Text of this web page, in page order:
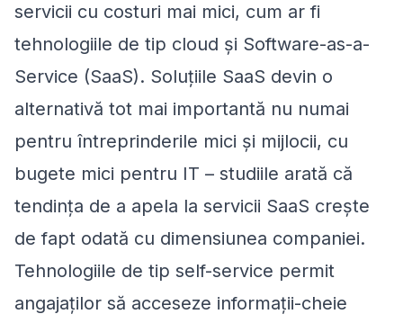
servicii cu costuri mai mici, cum ar fi
tehnologiile de tip cloud și Software-as-a-
Service (SaaS). Soluțiile SaaS devin o
alternativă tot mai importantă nu numai
pentru întreprinderile mici și mijlocii, cu
bugete mici pentru IT – studiile arată că
tendința de a apela la servicii SaaS crește
de fapt odată cu dimensiunea companiei.
Tehnologiile de tip self-service permit
angajaților să acceseze informații-cheie